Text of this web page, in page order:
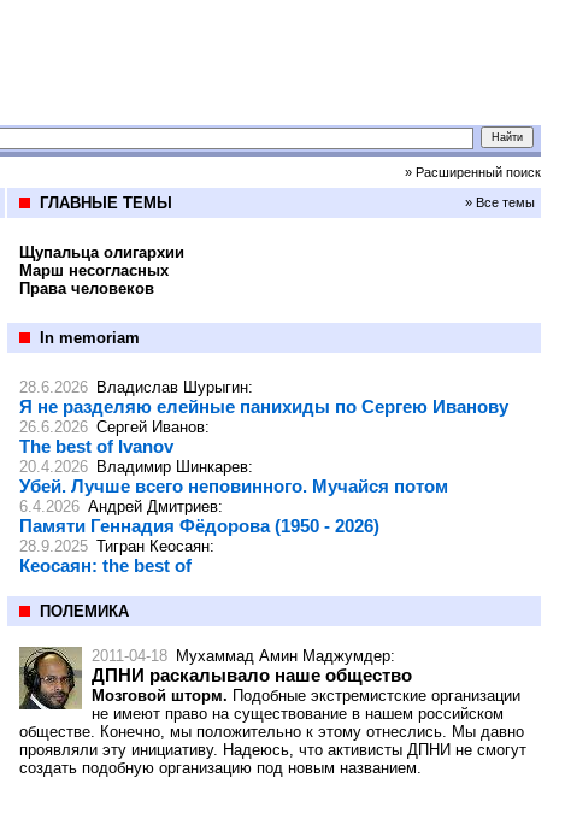
» Расширенный поиск
ГЛАВНЫЕ ТЕМЫ » Все темы
Щупальца олигархии
Марш несогласных
Права человеков
In memoriam
28.6.2026 Владислав Шурыгин:
Я не разделяю елейные панихиды по Сергею Иванову
26.6.2026 Сергей Иванов:
The best of Ivanov
20.4.2026 Владимир Шинкарев:
Убей. Лучше всего неповинного. Мучайся потом
6.4.2026 Андрей Дмитриев:
Памяти Геннадия Фёдорова (1950 - 2026)
28.9.2025 Тигран Кеосаян:
Кеосаян: the best of
ПОЛЕМИКА
2011-04-18 Мухаммад Амин Маджумдер:
ДПНИ раскалывало наше общество
Мозговой шторм. Подобные экстремистские организации
не имеют право на существование в нашем российском
обществе. Конечно, мы положительно к этому отнеслись. Мы давно
проявляли эту инициативу. Надеюсь, что активисты ДПНИ не смогут
создать подобную организацию под новым названием.